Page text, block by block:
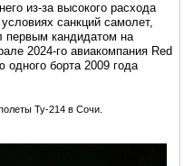
из-за высокого расхода
санкций самолет,
первым кандидатом на
2024-го авиакомпания Red
одного борта 2009 года
Ту-214 в Сочи.